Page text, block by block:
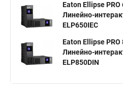
Eaton Ellipse PRO
Линейно-
ELP650IEC
Eaton Ellipse PRO
Линейно-
ELP850DIN